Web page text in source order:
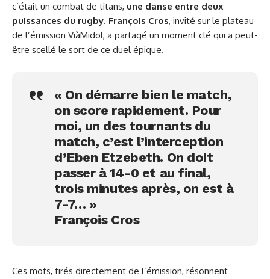
c’était un combat de titans, une danse entre deux
puissances du rugby. François Cros, invité sur le plateau
de l’émission ViàMidol, a partagé un moment clé qui a peut-
être scellé le sort de ce duel épique.
« On démarre bien le match,
on score rapidement. Pour
moi, un des tournants du
match, c’est l’interception
d’Eben Etzebeth. On doit
passer à 14-0 et au final,
trois minutes après, on est à
7-7… »
François Cros
Ces mots, tirés directement de l’émission, résonnent